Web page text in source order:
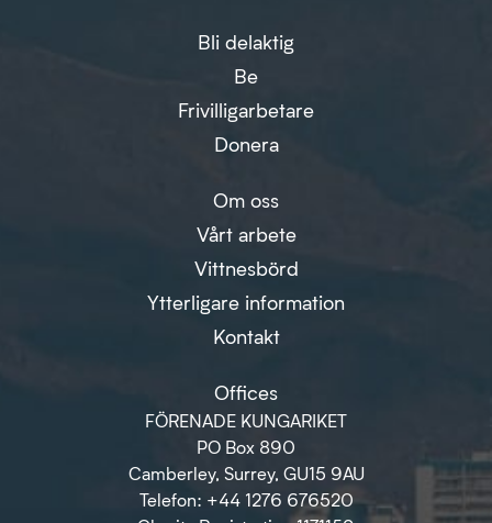
Bli delaktig
Be
Frivilligarbetare
Donera
Om oss
Vårt arbete
Vittnesbörd
Ytterligare information
Kontakt
Offices
FÖRENADE KUNGARIKET
PO Box 890
Camberley, Surrey, GU15 9AU
Telefon: +44 1276 676520